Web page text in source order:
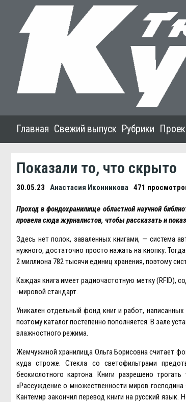
Главная Свежий выпуск Рубрики
Показали то, что скрыто
30.05.23 Анастасия Иконникова 471
Проход в фондохранилище областной научной
провела сюда журналистов, чтобы рассказать и
Здесь нет полок, заваленных книгами, — система
нужного, достаточно просто нажать на кнопку.
2 миллиона 782 тысячи единиц хранения, поэтому
Каждая книга имеет радиочастотную метку (RFID),
-мировой стандарт.
Уникален отдельный фонд книг и работ,
поэтому каталог постепенно пополняется. В зале
влажностного режима.
Жемчужиной хранилища Ольга Борисовна считает
куда строже. Стекла со светофильтрами
бескислотного картона. Книги разрешено
«Рассуждение о множественности миров господина
Кантемир закончил перевод книги на русский